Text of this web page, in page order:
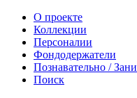
О проекте
Коллекции
Персоналии
Фондодержатели
Познавательно /
Поиск